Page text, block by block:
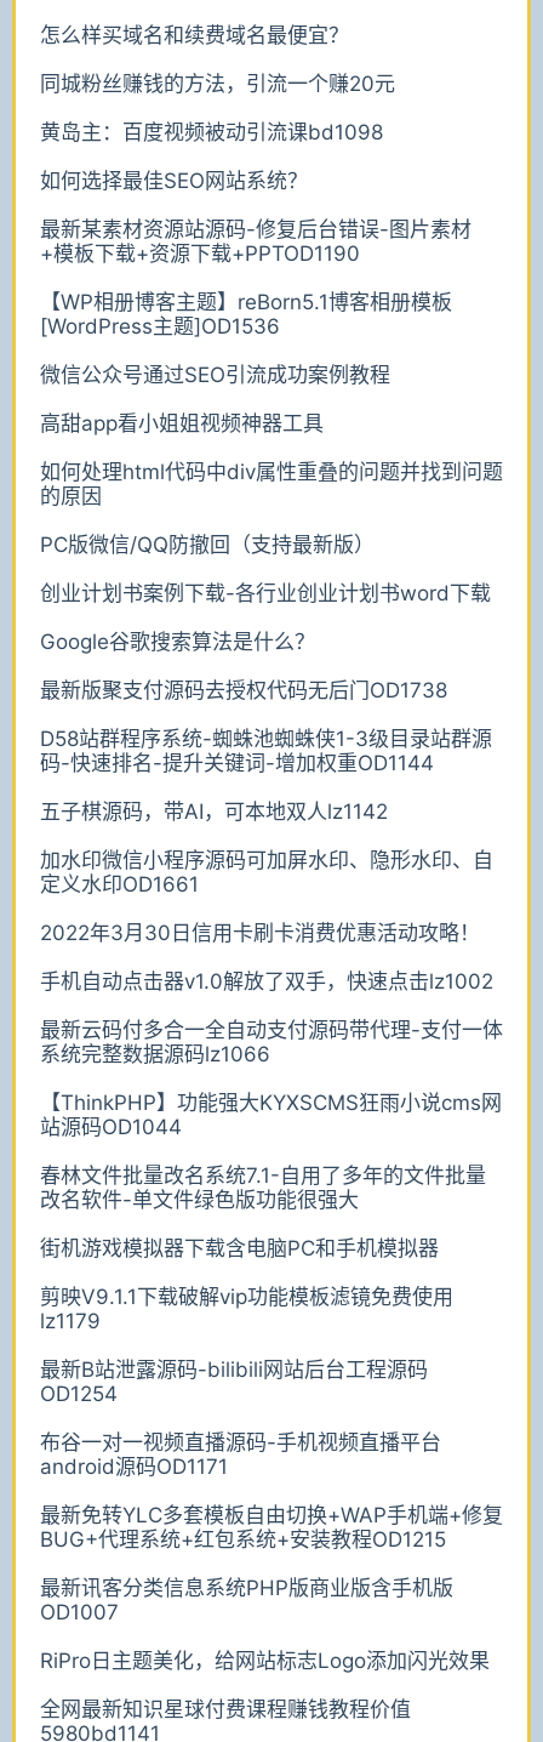
怎么样买域名和续费域名最便宜？
同城粉丝赚钱的方法，引流一个赚20元
黄岛主：百度视频被动引流课bd1098
如何选择最佳SEO网站系统？
最新某素材资源站源码-修复后台错误-图片素材
+模板下载+资源下载+PPTOD1190
【WP相册博客主题】reBorn5.1博客相册模板
[WordPress主题]OD1536
微信公众号通过SEO引流成功案例教程
高甜app看小姐姐视频神器工具
如何处理html代码中div属性重叠的问题并找到问题
的原因
PC版微信/QQ防撤回（支持最新版）
创业计划书案例下载-各行业创业计划书word下载
Google谷歌搜索算法是什么？
最新版聚支付源码去授权代码无后门OD1738
D58站群程序系统-蜘蛛池蜘蛛侠1-3级目录站群源
码-快速排名-提升关键词-增加权重OD1144
五子棋源码，带AI，可本地双人lz1142
加水印微信小程序源码可加屏水印、隐形水印、自
定义水印OD1661
2022年3月30日信用卡刷卡消费优惠活动攻略！
手机自动点击器v1.0解放了双手，快速点击lz1002
最新云码付多合一全自动支付源码带代理-支付一体
系统完整数据源码lz1066
【ThinkPHP】功能强大KYXSCMS狂雨小说cms网
站源码OD1044
春林文件批量改名系统7.1-自用了多年的文件批量
改名软件-单文件绿色版功能很强大
街机游戏模拟器下载含电脑PC和手机模拟器
剪映V9.1.1下载破解vip功能模板滤镜免费使用
lz1179
最新B站泄露源码-bilibili网站后台工程源码
OD1254
布谷一对一视频直播源码-手机视频直播平台
android源码OD1171
最新免转YLC多套模板自由切换+WAP手机端+修复
BUG+代理系统+红包系统+安装教程OD1215
最新讯客分类信息系统PHP版商业版含手机版
OD1007
RiPro日主题美化，给网站标志Logo添加闪光效果
全网最新知识星球付费课程赚钱教程价值
5980bd1141